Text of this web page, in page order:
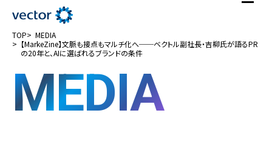
TOP
MEDIA
【MarkeZine】文脈も接点もマルチ化へ──ベクトル副社長・吉柳氏が語るPR
の20年と、AIに選ばれるブランドの条件
MEDIA